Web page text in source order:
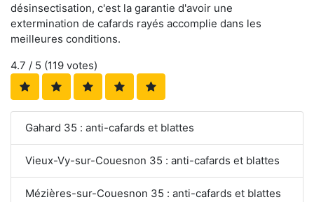
désinsectisation, c'est la garantie d'avoir une
extermination de cafards rayés accomplie dans les
meilleures conditions.
4.7 / 5 (119 votes)
Gahard 35 : anti-cafards et blattes
Vieux-Vy-sur-Couesnon 35 : anti-cafards et blattes
Mézières-sur-Couesnon 35 : anti-cafards et blattes